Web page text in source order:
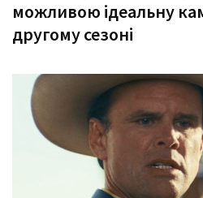
можливою ідеальну
другому сезоні